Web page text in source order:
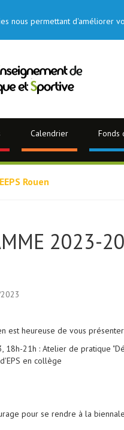
nous permettant d'améliorer
Calendrier Fonds
Rouen
2023-
est heureuse de vous
18h-21h : Atelier de pratique
en collège
pour se rendre à la